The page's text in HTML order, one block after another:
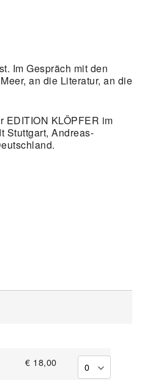
Im Gespräch mit den
an die Literatur, an die
KLÖPFER im
Stuttgart, Andreas-
€ 18,00